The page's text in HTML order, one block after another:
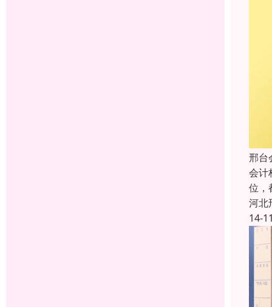
邢台
会计
位，
河北
14-